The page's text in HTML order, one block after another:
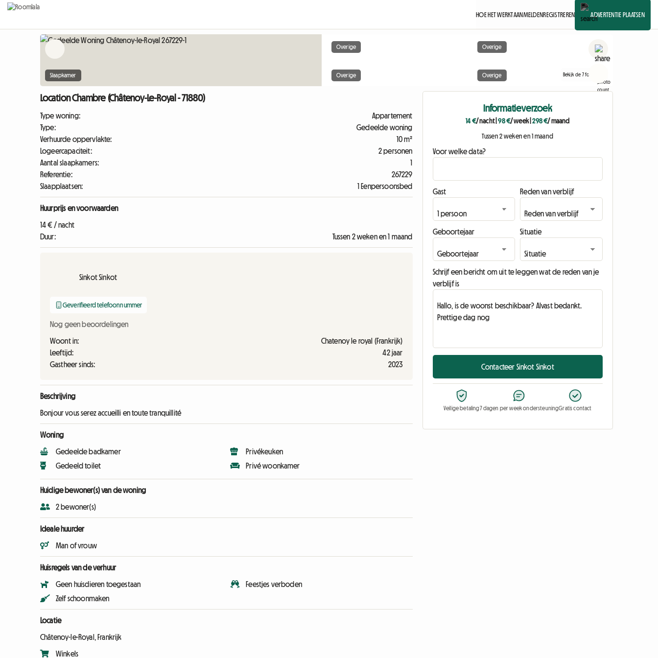
HOE HET WERKTAANMELDENREGISTREREN ADVERTENTIE PLAATSEN
Slaapkamer
Overige Overige
Overige Overige Bekijk de 7 foto's
Location Chambre (Châtenoy-Le-Royal - 71880)
Type woning:
Appartement
Type:
Gedeelde woning
Verhuurde oppervlakte:
10 m²
Logeercapaciteit:
2 personen
Aantal slaapkamers:
1
Referentie:
267229
Slaapplaatsen:
1 Eenpersoonsbed
Huurprijs en voorwaarden
14 € / nacht
Duur:
Tussen 2 weken en 1 maand
Sinkot Sinkot
Geverifieerd telefoonnummer
Nog geen beoordelingen
Woont in:
Chatenoy le royal (Frankrijk)
Leeftijd:
42 jaar
Gastheer sinds:
2023
Beschrijving
Bonjour vous serez accueilli en toute tranquillité
Woning
Gedeelde badkamer
Gedeeld toilet
Privékeuken
Privé woonkamer
Huidige bewoner(s) van de woning
2 bewoner(s)
Ideale huurder
Man of vrouw
Huisregels van de verhuur
Geen huisdieren toegestaan
Zelf schoonmaken
Feestjes verboden
Locatie
Châtenoy-le-Royal, Frankrijk
Winkels
Informatieverzoek
14 €/ nacht|98 €/ week|298 €/ maand
Tussen 2 weken en 1 maand
Voor welke data?
Gast Reden van verblijf
Geboortejaar Situatie
Schrijf een bericht om uit te leggen wat de reden van je
verblijf is
Contacteer Sinkot Sinkot
Veilige betaling7 dagen per week ondersteuningGratis contact